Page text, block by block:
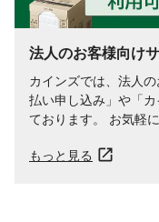
法人のお客様向け
カインズでは、法人
払い申し込み」や「
ております。 お気軽
もっと見る